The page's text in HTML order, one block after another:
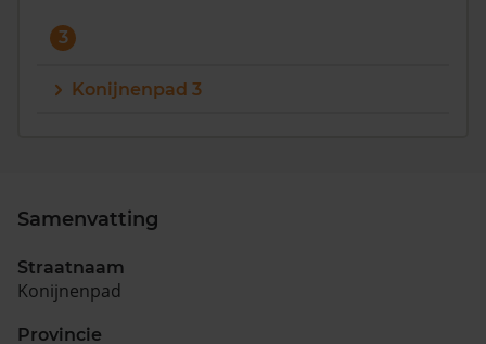
Maandag t/m vrijdag - 08:00 -18:00
3
Konijnenpad 3
Samenvatting
Straatnaam
Konijnenpad
Provincie